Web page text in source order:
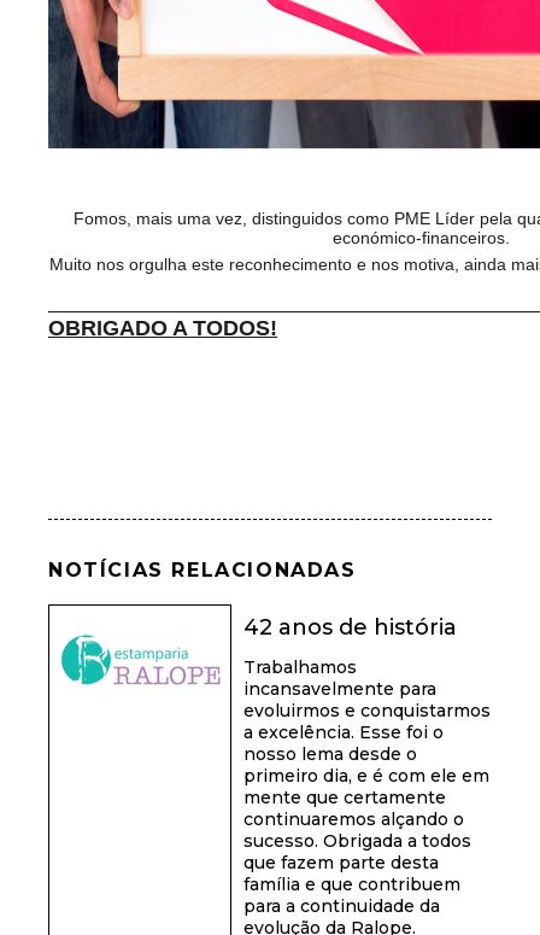
Fomos, mais uma vez, distinguidos como PME Líder pela
económico-financeiros.
Muito nos orgulha este reconhecimento e nos motiva, ainda
OBRIGADO A TODOS!
NOTÍCIAS RELACIONADAS
42 anos de história
Trabalhamos
incansavelmente para
evoluirmos e conquistarmos
a excelência. Esse foi o
nosso lema desde o
primeiro dia, e é com ele em
mente que certamente
continuaremos alçando o
sucesso. Obrigada a todos
que fazem parte desta
família e que contribuem
para a continuidade da
evolução da Ralope.